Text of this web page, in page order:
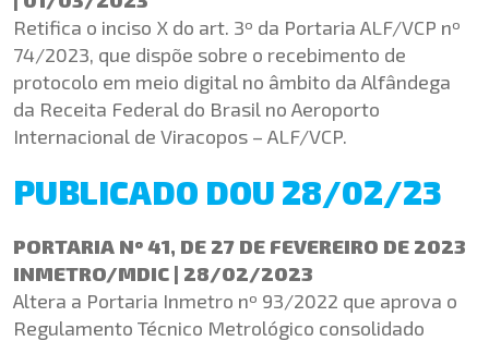
Retifica o inciso X do art. 3º da Portaria ALF/VCP nº
74/2023, que dispõe sobre o recebimento de
protocolo em meio digital no âmbito da Alfândega
da Receita Federal do Brasil no Aeroporto
Internacional de Viracopos – ALF/VCP.
PUBLICADO DOU 28/02/23
PORTARIA Nº 41, DE 27 DE FEVEREIRO DE 2023
INMETRO/MDIC | 28/02/2023
Altera a Portaria Inmetro nº 93/2022 que aprova o
Regulamento Técnico Metrológico consolidado